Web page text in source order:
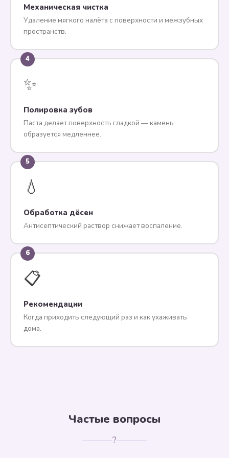
Механическая чистка
Удаление мягкого налёта с поверхности и межзубных
пространств.
4
✨
Полировка зубов
Паста делает поверхность гладкой — камень
образуется медленнее.
5
💧
Обработка дёсен
Антисептический раствор снижает воспаление.
6
📋
Рекомендации
Когда приходить следующий раз и как ухаживать
дома.
Частые вопросы
?